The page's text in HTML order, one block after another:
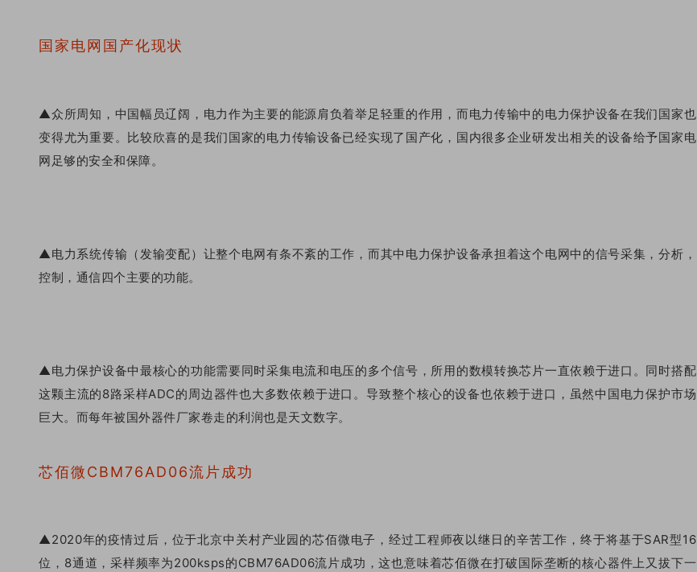
国家电网国产化现状
▲众所周知，中国幅员辽阔，电力作为主要的能源肩负着举足轻重的作用，而电力传输中的电力保护设备在我们国家也
变得尤为重要。比较欣喜的是我们国家的电力传输设备已经实现了国产化，国内很多企业研发出相关的设备给予国家电
网足够的安全和保障。
▲电力系统传输（发输变配）让整个电网有条不紊的工作，而其中电力保护设备承担着这个电网中的信号采集，分析，
控制，通信四个主要的功能。
▲电力保护设备中最核心的功能需要同时采集电流和电压的多个信号，所用的数模转换芯片一直依赖于进口。同时搭配
这颗主流的8路采样ADC的周边器件也大多数依赖于进口。导致整个核心的设备也依赖于进口，虽然中国电力保护市场
巨大。而每年被国外器件厂家卷走的利润也是天文数字。
芯佰微CBM76AD06流片成功
▲2020年的疫情过后，位于北京中关村产业园的芯佰微电子，经过工程师夜以继日的辛苦工作，终于将基于SAR型16
位，8通道，采样频率为200ksps的CBM76AD06流片成功，这也意味着芯佰微在打破国际垄断的核心器件上又拔下一